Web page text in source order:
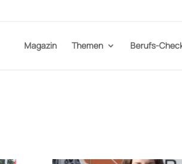
Magazin Themen Berufs-